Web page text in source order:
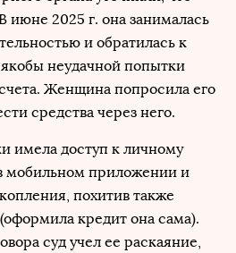
июне 2025 г. она занималась
и обратилась к
неудачной попытки
Женщина попросила его
средства через него.
имела доступ к личному
мобильном приложении и
похитив также
кредит она сама).
суд учел ее раскаяние,